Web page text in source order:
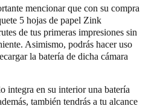
mencionar que con su compra
5 hojas de papel Zink
de tus primeras impresiones sin
Asimismo, podrás hacer uso
la batería de dicha cámara
integra en su interior una batería
también tendrás a tu alcance